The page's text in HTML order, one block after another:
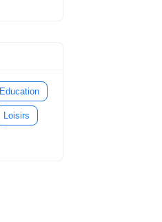
Education
Loisirs